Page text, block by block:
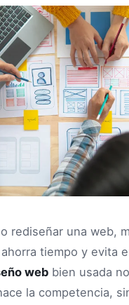
rediseñar una web,
tiempo y evita
web bien usada
la competencia,